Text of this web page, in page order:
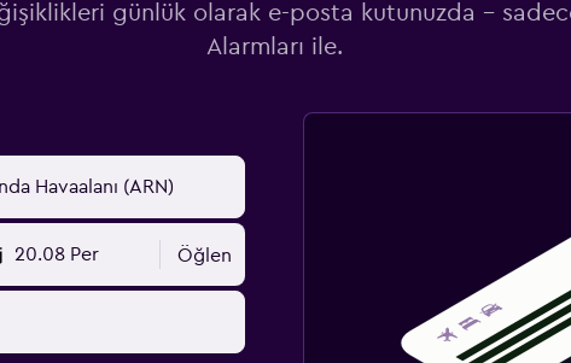
günlük olarak e-posta kutunuzda -
Alarmları ile.
20.08 Per Öğlen